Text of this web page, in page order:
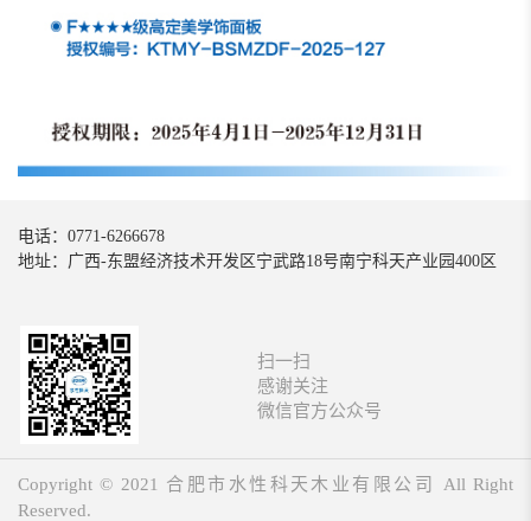
电话：0771-6266678
地址：广西-东盟经济技术开发区宁武路18号南宁科天产业园400区
扫一扫
感谢关注
微信官方公众号
Copyright © 2021 合肥市水性科天木业有限公司
All Right
Reserved.